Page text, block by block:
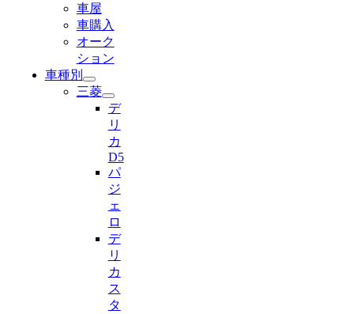
車屋
車購入
オーク
ション
車種別
三菱
デ
リ
カ
D5
パ
ジ
ェ
ロ
デ
リ
カ
ス
タ